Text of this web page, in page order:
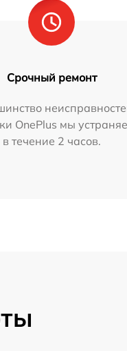
Срочный ремонт
OnePlus мы
в течение 2 часов.